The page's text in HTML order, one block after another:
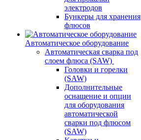
электродов
Бункеры для хранения
флюсов
Автоматическое оборудование
Автоматическая сварка под
слоем флюса (SAW)
Головки и горелки
(SAW)
Дополнительные
оснащение и опции
для оборудования
автоматической
сварки под флюсом
(SAW)